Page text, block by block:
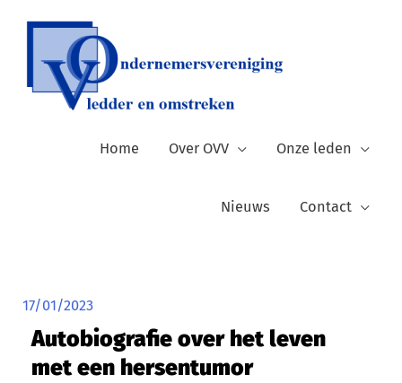
Home Over OVV Onze leden
Nieuws Contact
17/01/2023
Autobiografie over het leven
met een hersentumor